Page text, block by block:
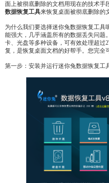
面上被彻底删除的文档用现在的技术手
数据恢复工具来恢复桌面被彻底删除的
为什么我们要选择迷你兔数据恢复工具
能强大，几乎涵盖所有的数据丢失问
卡、光盘等多种设备，可有效处理超过
复，是恢复桌面文档的好帮手。您完全
第一步：安装并运行迷你兔数据恢复工